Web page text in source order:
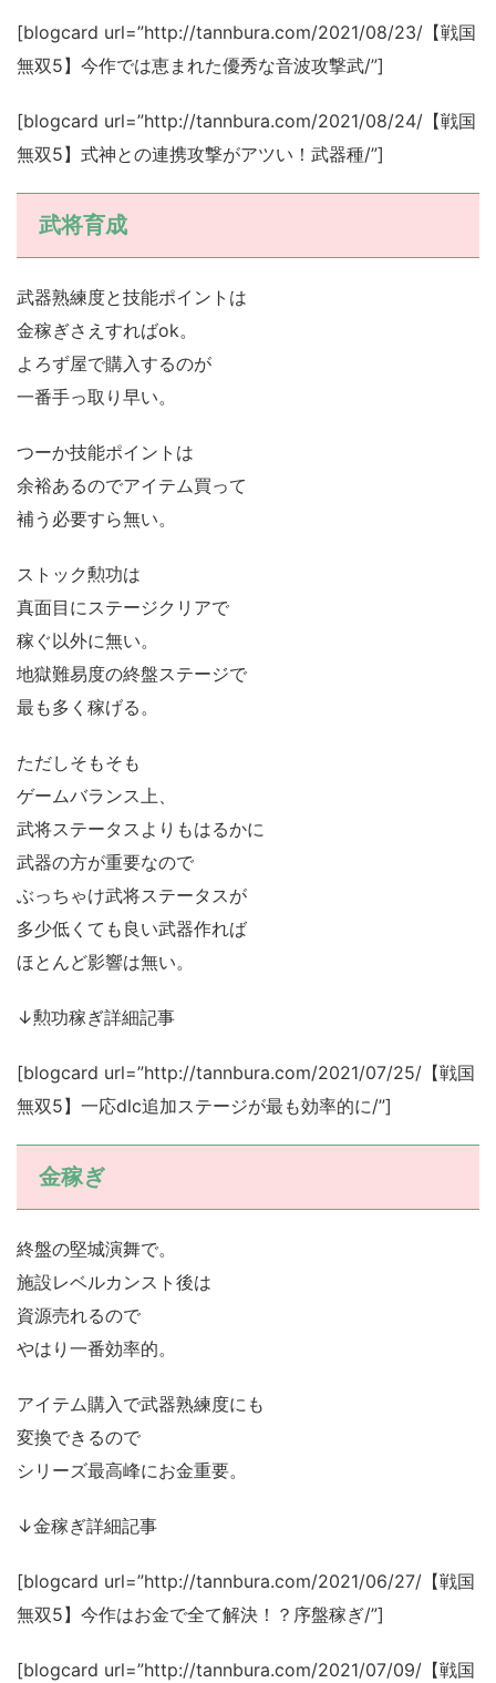
[blogcard url=”http://tannbura.com/2021/08/23/【戦国
無双5】今作では恵まれた優秀な音波攻撃武/”]
[blogcard url=”http://tannbura.com/2021/08/24/【戦国
無双5】式神との連携攻撃がアツい！武器種/”]
武将育成
武器熟練度と技能ポイントは
金稼ぎさえすればok。
よろず屋で購入するのが
一番手っ取り早い。
つーか技能ポイントは
余裕あるのでアイテム買って
補う必要すら無い。
ストック勲功は
真面目にステージクリアで
稼ぐ以外に無い。
地獄難易度の終盤ステージで
最も多く稼げる。
ただしそもそも
ゲームバランス上、
武将ステータスよりもはるかに
武器の方が重要なので
ぶっちゃけ武将ステータスが
多少低くても良い武器作れば
ほとんど影響は無い。
↓勲功稼ぎ詳細記事
[blogcard url=”http://tannbura.com/2021/07/25/【戦国
無双5】一応dlc追加ステージが最も効率的に/”]
金稼ぎ
終盤の堅城演舞で。
施設レベルカンスト後は
資源売れるので
やはり一番効率的。
アイテム購入で武器熟練度にも
変換できるので
シリーズ最高峰にお金重要。
↓金稼ぎ詳細記事
[blogcard url=”http://tannbura.com/2021/06/27/【戦国
無双5】今作はお金で全て解決！？序盤稼ぎ/”]
[blogcard url=”http://tannbura.com/2021/07/09/【戦国